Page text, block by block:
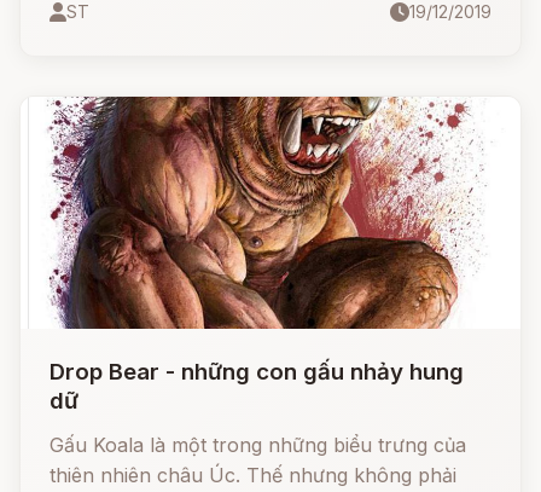
Ba`al là thứ gây tranh cãi nhiều nhất.
ST 19/12/2019
Drop Bear - những con gấu nhảy hung
dữ
Gấu Koala là một trong những biểu trưng của
thiên nhiên châu Úc. Thế nhưng không phải